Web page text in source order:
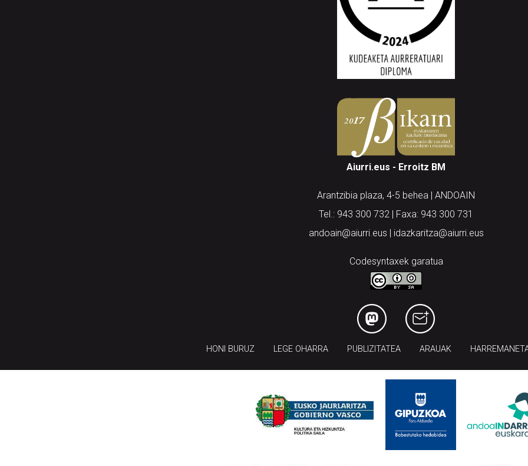
Aiurri.eus - Erroitz BM
Arantzibia plaza, 4-5 behea | ANDOAIN
Tel.: 943 300 732 | Faxa: 943 300 731
andoain@aiurri.eus | idazkaritza@aiurri.eus
Codesyntaxek garatua
HONI BURUZ LEGE OHARRA PUBLIZITATEA ARAUAK